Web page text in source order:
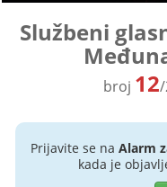
Službeni
broj 12
Prijavite se na Alarm
kada je